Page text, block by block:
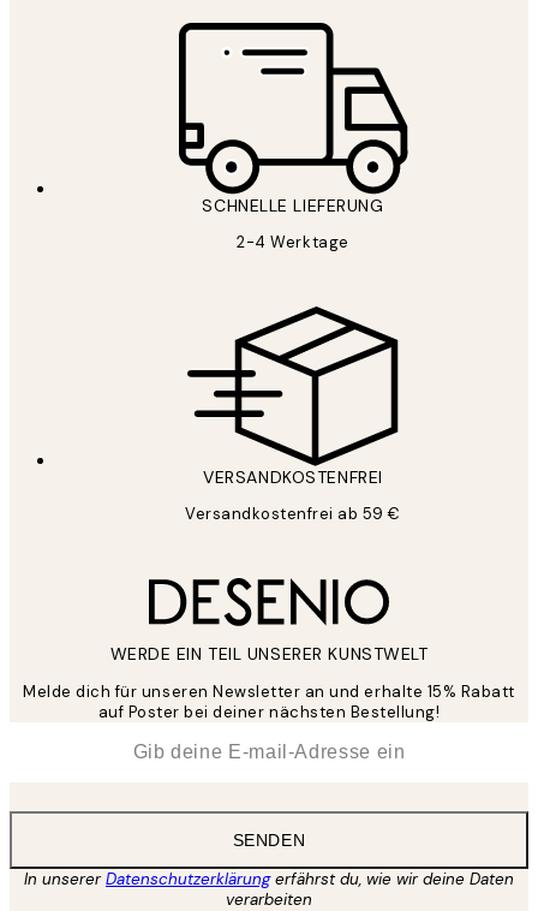
SCHNELLE LIEFERUNG
2-4 Werktage
VERSANDKOSTENFREI
Versandkostenfrei ab 59 €
WERDE EIN TEIL UNSERER KUNSTWELT
Melde dich für unseren Newsletter an und erhalte 15% Rabatt
auf Poster bei deiner nächsten Bestellung!
SENDEN
In unsererDatenschutzerklärungerfährst du, wie wir deine Daten
verarbeiten